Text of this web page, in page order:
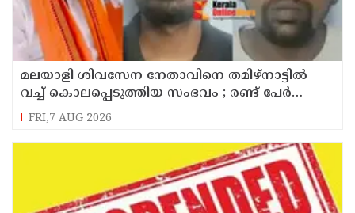
മലയാളി ശിവസേന നേതാവിനെ തമിഴ്നാട്ടിൽ
വച്ച് കൊലപ്പെടുത്തിയ സംഭവം ; രണ്ട് പേർ
പിടിയിൽ
FRI,7 AUG 2026